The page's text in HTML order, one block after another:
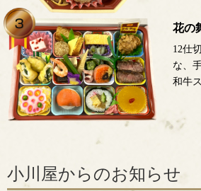
花の
12仕
な、
和牛
小川屋からのお知らせ